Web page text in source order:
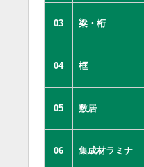
03 梁・桁
04 框
05 敷居
06 集成材ラミナ